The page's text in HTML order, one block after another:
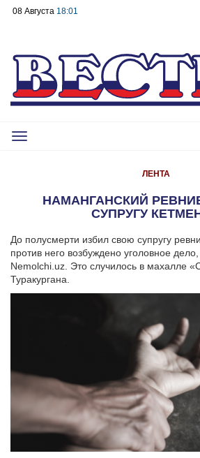
08 Августа 18:01
Toggle
ЛЕНТА
НАМАНГАНСКИЙ
СУПРУГУ
До полусмерти избил свою супругу
против него возбуждено уголовное
Nemolchi.uz. Это случилось в махалле
Туракургана.